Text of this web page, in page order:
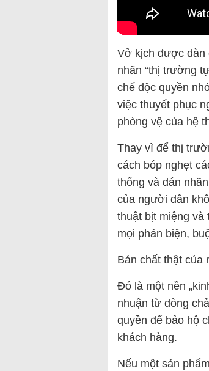
Vở kịch được dàn
nhãn “thị trường
chế độc quyền
việc thuyết phục
phòng vệ của hệ
Thay vì để thị
cách bóp nghẹt
thống và dán
của người dân
thuật bịt miệng và
mọi phản biện,
Bản chất thật của
Đó là một nền
nhuận từ dòng
quyền để bảo hộ
khách hàng.
Nếu một sản